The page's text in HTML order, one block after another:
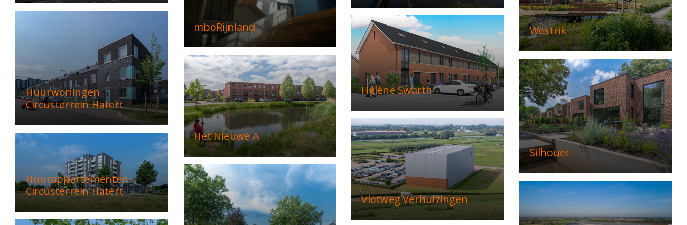
mboRijnland Westrik
Huurwoningen
Circusterrein Hatert
Hélène Swarth
Het Nieuwe A
Silhouet
Vlotweg Verhuizingen
Huurappartementen
Circusterrein Hatert